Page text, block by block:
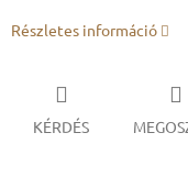
Részletes információ
KÉRDÉS